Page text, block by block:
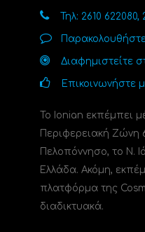
Τηλ: 2610 622080,
Διαφημιστείτε
Επικοινωνήστε
Το Ionian εκπέμπει
Περιφερειακή Ζώνη
Πελοπόννησο, το N.
Ελλάδα. Ακόμη,
πλατφόρμα της
διαδικτυακά.